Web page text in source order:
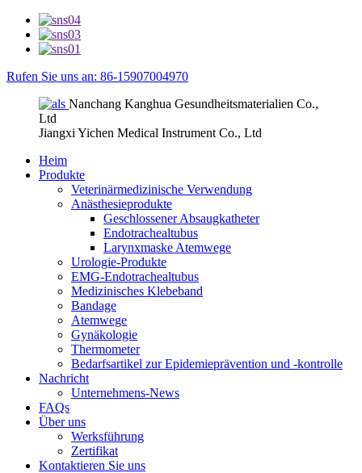
Rufen Sie uns an: 86-15907004970
Nanchang Kanghua Gesundheitsmaterialien Co.,
Ltd
Jiangxi Yichen Medical Instrument Co., Ltd
Heim
Produkte
Veterinärmedizinische Verwendung
Anästhesieprodukte
Geschlossener Absaugkatheter
Endotrachealtubus
Larynxmaske Atemwege
Urologie-Produkte
EMG-Endotrachealtubus
Medizinisches Klebeband
Bandage
Atemwege
Gynäkologie
Thermometer
Bedarfsartikel zur Epidemieprävention und -kontrolle
Nachricht
Unternehmens-News
FAQs
Über uns
Werksführung
Zertifikat
Kontaktieren Sie uns